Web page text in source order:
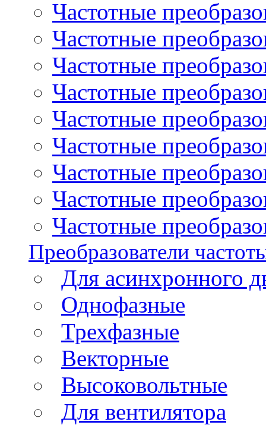
Частотные
Частотные
Частотные
Частотные
Частотные
Частотные
Частотные
Частотные
Частотные
Преобразователи
Для асинхронного
Однофазные
Трехфазные
Векторные
Высоковольтные
Для вентилятора